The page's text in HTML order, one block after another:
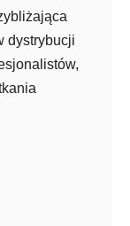
dystrybucji